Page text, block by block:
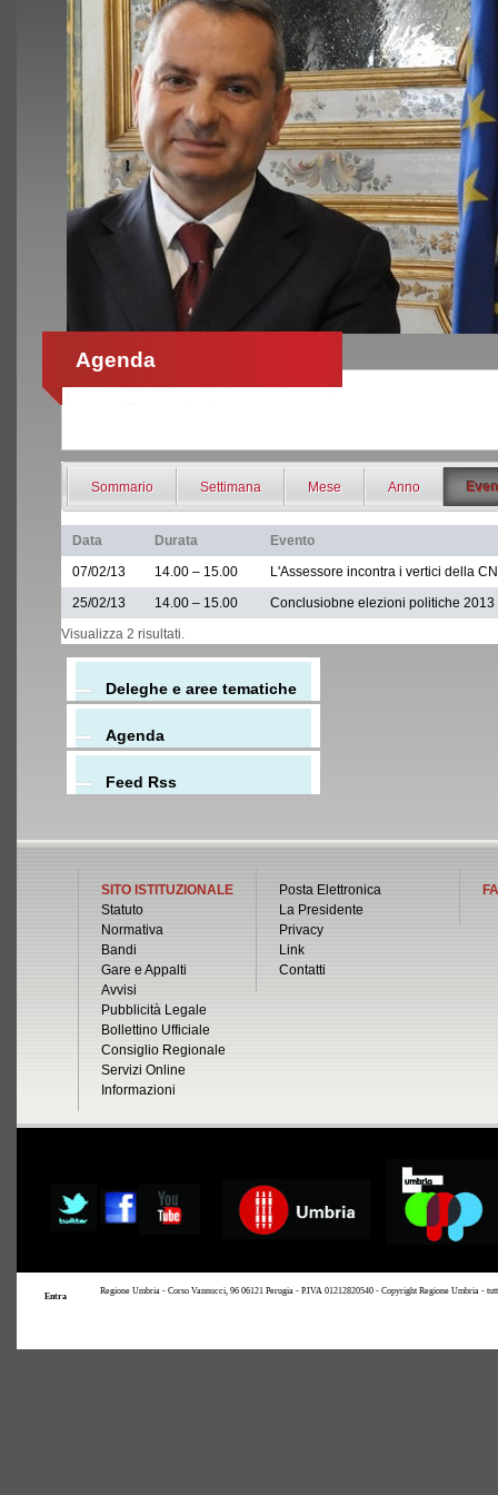
Agenda
Sommario Settimana Mese Anno
Data Durata
Evento
07/02/13
14.00 – 15.00
L'Assessore incontra i vertici della
25/02/13
14.00 – 15.00
Conclusiobne elezioni politiche 2013
Visualizza 2 risultati.
Deleghe e aree tematiche
Agenda
Feed Rss
SITO ISTITUZIONALE
Statuto
Normativa
Bandi
Gare e Appalti
Avvisi
Pubblicità Legale
Bollettino Ufficiale
Consiglio Regionale
Servizi Online
Informazioni
Posta Elettronica
La Presidente
Privacy
Link
Contatti
Entra
Regione Umbria - Corso Vannucci, 96 06121 Perugia - P.IVA 01212820540 - Copyright Regione Umbria -